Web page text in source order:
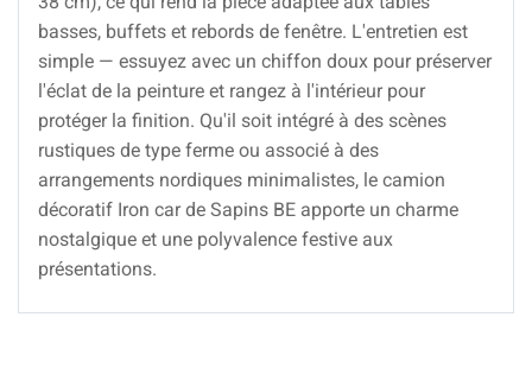
basses, buffets et rebords de fenêtre. L'entretien est
simple — essuyez avec un chiffon doux pour préserver
l'éclat de la peinture et rangez à l'intérieur pour
protéger la finition. Qu'il soit intégré à des scènes
rustiques de type ferme ou associé à des
arrangements nordiques minimalistes, le camion
décoratif Iron car de Sapins BE apporte un charme
nostalgique et une polyvalence festive aux
présentations.